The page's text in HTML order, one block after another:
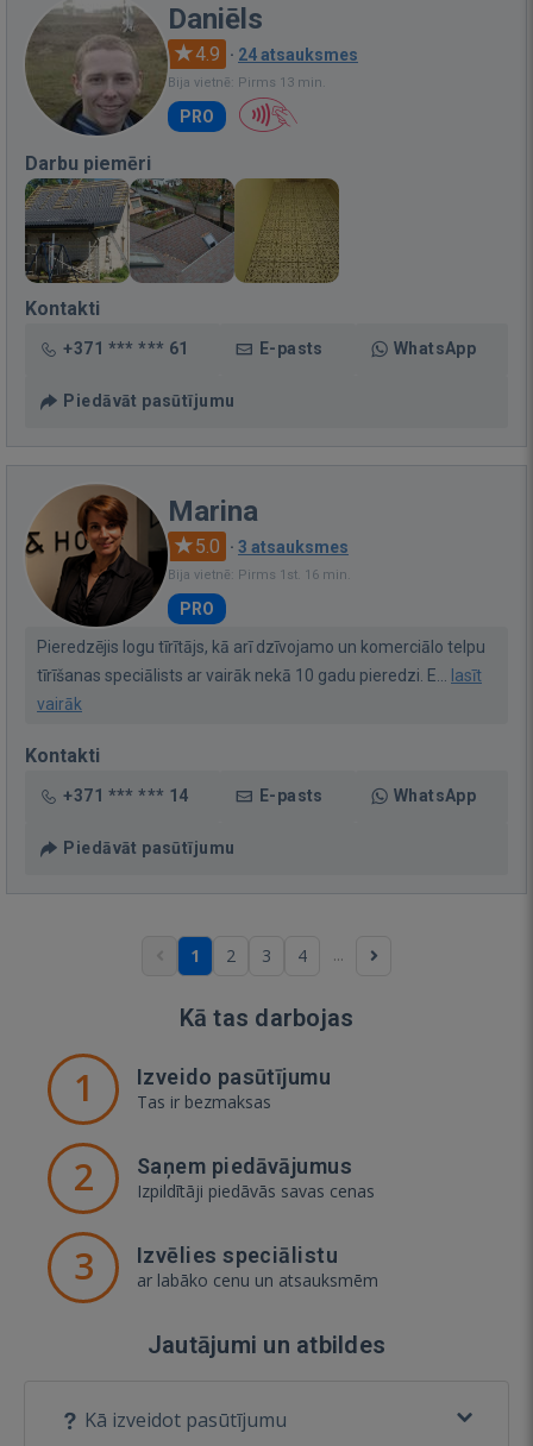
Daniēls
4.9 · 24 atsauksmes
Bija vietnē: Pirms 13 min.
PRO
Darbu piemēri
Kontakti
+371 *** *** 61 E-pasts WhatsApp
Piedāvāt pasūtījumu
Marina
5.0 · 3 atsauksmes
Bija vietnē: Pirms 1st. 16 min.
PRO
Pieredzējis logu tīrītājs, kā arī dzīvojamo un komerciālo telpu
tīrīšanas speciālists ar vairāk nekā 10 gadu pieredzi. E... lasīt
vairāk
Kontakti
+371 *** *** 14 E-pasts WhatsApp
Piedāvāt pasūtījumu
1 2 3 4 ...
Kā tas darbojas
1 Izveido pasūtījumu
Tas ir bezmaksas
2 Saņem piedāvājumus
Izpildītāji piedāvās savas cenas
3 Izvēlies speciālistu
ar labāko cenu un atsauksmēm
Jautājumi un atbildes
Kā izveidot pasūtījumu